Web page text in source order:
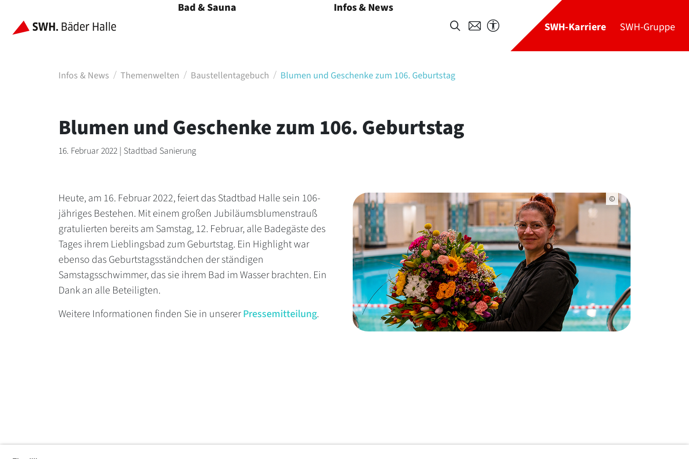
Bad & Sauna Infos & News
SWH-Karriere SWH-Gruppe
Infos & News Themenwelten Baustellentagebuch Blumen und Geschenke zum 106. Geburtstag
Blumen und Geschenke zum 106. Geburtstag
16. Februar 2022 | Stadtbad Sanierung
Heute, am 16. Februar 2022, feiert das Stadtbad Halle sein 106-
jähriges Bestehen. Mit einem großen Jubiläumsblumenstrauß
gratulierten bereits am Samstag, 12. Februar, alle Badegäste des
Tages ihrem Lieblingsbad zum Geburtstag. Ein Highlight war
ebenso das Geburtstagsständchen der ständigen
Samstagsschwimmer, das sie ihrem Bad im Wasser brachten. Ein
Dank an alle Beteiligten.
Weitere Informationen finden Sie in unsererPressemitteilung.
Fußbereich der Seite